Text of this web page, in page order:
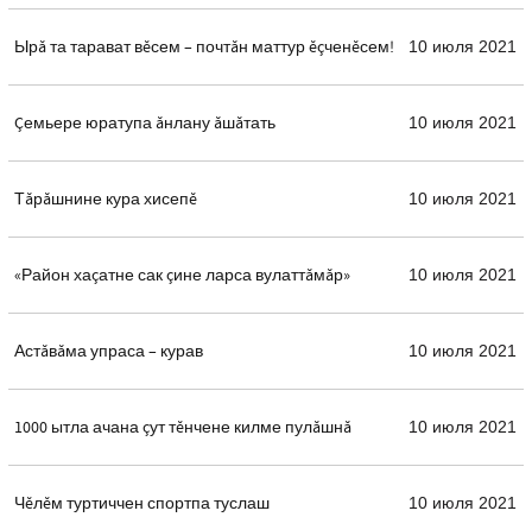
Ырă та тарават вĕсем – почтăн маттур ĕçченĕсем! 10 июля 2021
Çемьере юратупа ăнлану ăшăтать 10 июля 2021
Тăрăшнине кура хисепĕ 10 июля 2021
«Район хаçатне сак çине ларса вулаттăмăр» 10 июля 2021
Астăвăма упраса – курав 10 июля 2021
1000 ытла ачана çут тĕнчене килме пулăшнă 10 июля 2021
Чĕлĕм туртиччен спортпа туслаш 10 июля 2021